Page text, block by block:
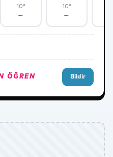
10°
—
10°
—
ÖĞREN Bildir